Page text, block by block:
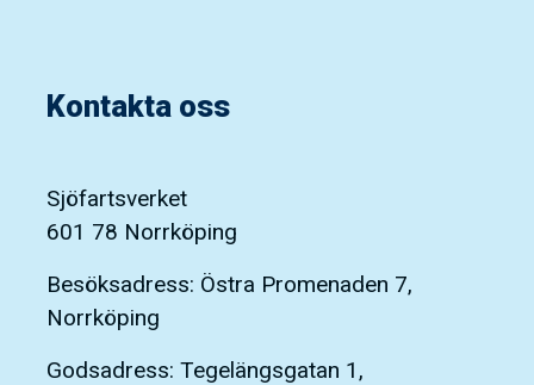
Kontakta oss
Sjöfartsverket
601 78 Norrköping
Besöksadress: Östra Promenaden 7,
Norrköping
Godsadress: Tegelängsgatan 1,